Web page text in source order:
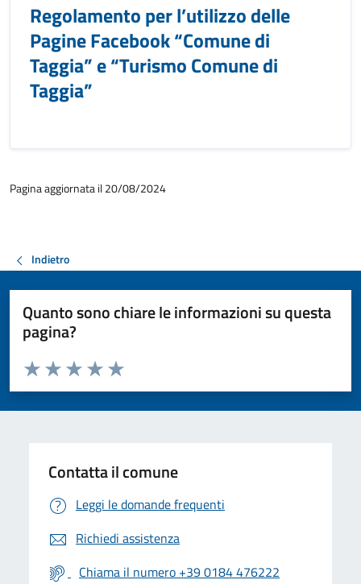
Regolamento per l’utilizzo delle
Pagine Facebook “Comune di
Taggia” e “Turismo Comune di
Taggia”
Pagina aggiornata il 20/08/2024
Indietro
Quanto sono chiare le informazioni su questa
pagina?
Valuta da 1 a 5 stelle la pagina
Valuta 5 stelle su 5
Valuta 4 stelle su 5
Valuta 3 stelle su 5
Valuta 2 stelle su 5
Valuta 1 stelle su 5
Contatta il comune
Leggi le domande frequenti
Richiedi assistenza
Chiama il numero +39 0184 476222